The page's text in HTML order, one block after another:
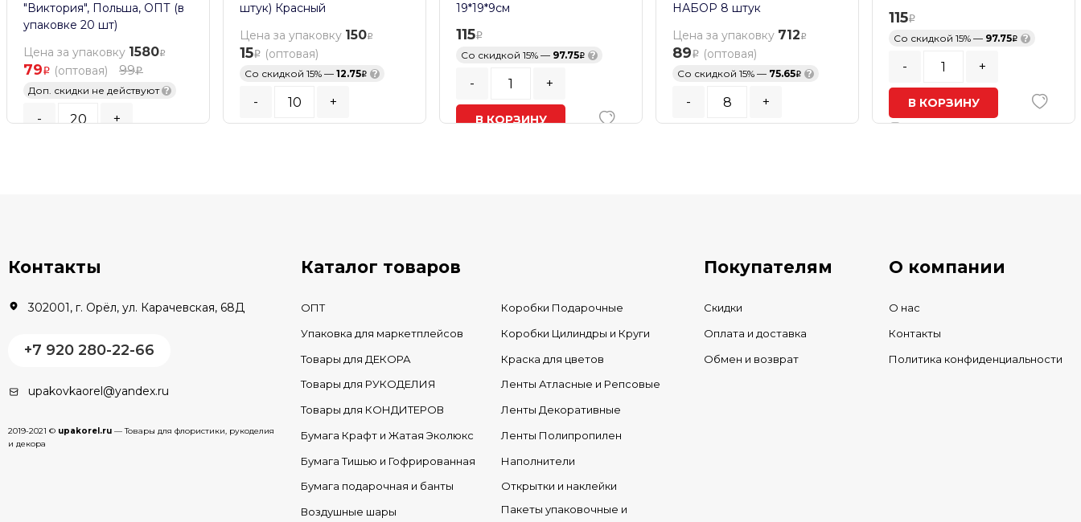
"Виктория", Польша, ОПТ (в
упаковке 20 шт)
Цена за упаковку 1580
79 (оптовая) 99
Доп. скидки не действуют ?
- +
штук) Красный
Цена за упаковку 150
15 (оптовая)
Со скидкой 15% — 12.75 ?
- +
19*19*9см
115
Со скидкой 15% — 97.75 ?
- +
В КОРЗИНУ
НАБОР 8 штук
Цена за упаковку 712
89 (оптовая)
Со скидкой 15% — 75.65 ?
- +
115
Со скидкой 15% — 97.75 ?
- +
В КОРЗИНУ
Контакты
302001, г. Орёл, ул. Карачевская, 68Д
+7 920 280-22-66
upakovkaorel@yandex.ru
2019-2021 © upakorel.ru — Товары для флористики, рукоделия
и декора
Каталог товаров
ОПТ
Упаковка для маркетплейсов
Товары для ДЕКОРА
Товары для РУКОДЕЛИЯ
Товары для КОНДИТЕРОВ
Бумага Крафт и Жатая Эколюкс
Бумага Тишью и Гофрированная
Бумага подарочная и банты
Воздушные шары
Коробки Подарочные
Коробки Цилиндры и Круги
Краска для цветов
Ленты Атласные и Репсовые
Ленты Декоративные
Ленты Полипропилен
Наполнители
Открытки и наклейки
Пакеты упаковочные и
Покупателям
Скидки
Оплата и доставка
Обмен и возврат
О компании
О нас
Контакты
Политика конфиденциальности